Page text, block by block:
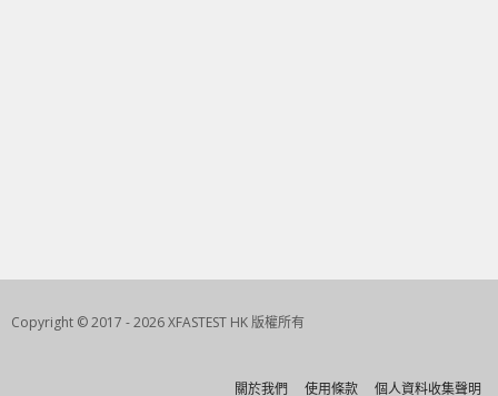
Copyright © 2017 - 2026 XFASTEST HK 版權所有
關於我們 使用條款 個人資料收集聲明